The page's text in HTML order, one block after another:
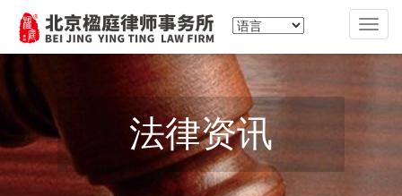
切
换
导
法律资讯